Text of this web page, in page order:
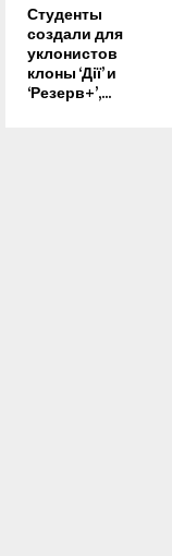
Студенты
создали для
уклонистов
клоны ‘Дії’ и
‘Резерв+’,...